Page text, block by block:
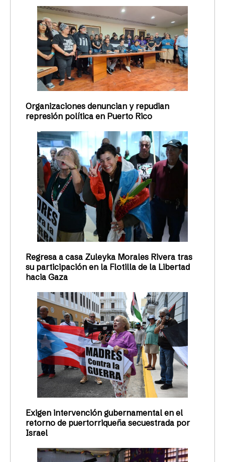
Organizaciones denuncian y repudian
represión política en Puerto Rico
Regresa a casa Zuleyka Morales Rivera tras
su participación en la Flotilla de la Libertad
hacia Gaza
Exigen intervención gubernamental en el
retorno de puertorriqueña secuestrada por
Israel